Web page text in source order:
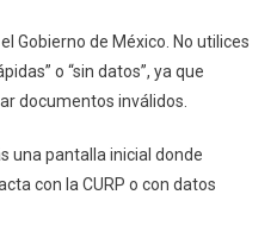
Gobierno de México. No utilices
o “sin datos”, ya que
documentos inválidos.
una pantalla inicial donde
con la CURP o con datos